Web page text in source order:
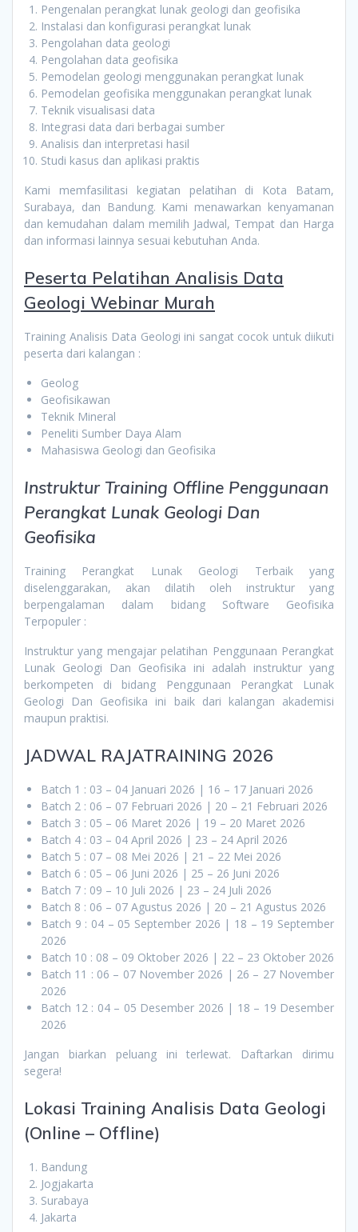
Pengenalan perangkat lunak geologi dan geofisika
Instalasi dan konfigurasi perangkat lunak
Pengolahan data geologi
Pengolahan data geofisika
Pemodelan geologi menggunakan perangkat lunak
Pemodelan geofisika menggunakan perangkat lunak
Teknik visualisasi data
Integrasi data dari berbagai sumber
Analisis dan interpretasi hasil
Studi kasus dan aplikasi praktis
Kami memfasilitasi kegiatan pelatihan di Kota Batam,
Surabaya, dan Bandung. Kami menawarkan kenyamanan
dan kemudahan dalam memilih Jadwal, Tempat dan Harga
dan informasi lainnya sesuai kebutuhan Anda.
Peserta Pelatihan Analisis Data
Geologi Webinar Murah
Training Analisis Data Geologi ini sangat cocok untuk diikuti
peserta dari kalangan :
Geolog
Geofisikawan
Teknik Mineral
Peneliti Sumber Daya Alam
Mahasiswa Geologi dan Geofisika
Instruktur Training Offline Penggunaan
Perangkat Lunak Geologi Dan
Geofisika
Training Perangkat Lunak Geologi Terbaik yang
diselenggarakan, akan dilatih oleh instruktur yang
berpengalaman dalam bidang Software Geofisika
Terpopuler :
Instruktur yang mengajar pelatihan Penggunaan Perangkat
Lunak Geologi Dan Geofisika ini adalah instruktur yang
berkompeten di bidang Penggunaan Perangkat Lunak
Geologi Dan Geofisika ini baik dari kalangan akademisi
maupun praktisi.
JADWAL RAJATRAINING 2026
Batch 1 : 03 – 04 Januari 2026 | 16 – 17 Januari 2026
Batch 2 : 06 – 07 Februari 2026 | 20 – 21 Februari 2026
Batch 3 : 05 – 06 Maret 2026 | 19 – 20 Maret 2026
Batch 4 : 03 – 04 April 2026 | 23 – 24 April 2026
Batch 5 : 07 – 08 Mei 2026 | 21 – 22 Mei 2026
Batch 6 : 05 – 06 Juni 2026 | 25 – 26 Juni 2026
Batch 7 : 09 – 10 Juli 2026 | 23 – 24 Juli 2026
Batch 8 : 06 – 07 Agustus 2026 | 20 – 21 Agustus 2026
Batch 9 : 04 – 05 September 2026 | 18 – 19 September
2026
Batch 10 : 08 – 09 Oktober 2026 | 22 – 23 Oktober 2026
Batch 11 : 06 – 07 November 2026 | 26 – 27 November
2026
Batch 12 : 04 – 05 Desember 2026 | 18 – 19 Desember
2026
Jangan biarkan peluang ini terlewat. Daftarkan dirimu
segera!
Lokasi Training Analisis Data Geologi
(Online – Offline)
Bandung
Jogjakarta
Surabaya
Jakarta